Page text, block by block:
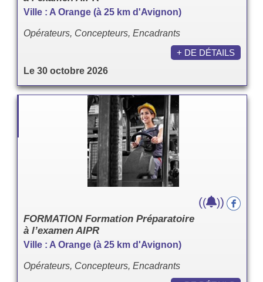
Ville : A Orange (à 25 km d'Avignon)
Opérateurs, Concepteurs, Encadrants
Le 30 octobre 2026
+ DE DÉTAILS
FORMATION Formation Préparatoire
à l’examen AIPR
Ville : A Orange (à 25 km d'Avignon)
Opérateurs, Concepteurs, Encadrants
(( ))